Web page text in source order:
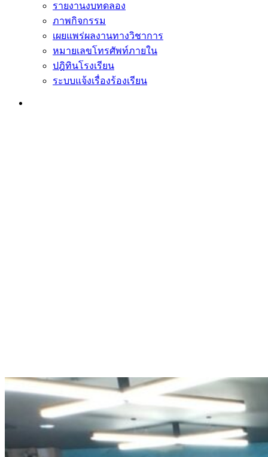
รายงานงบทดลอง
ภาพกิจกรรม
เผยแพร่ผลงานทางวิชาการ
หมายเลขโทรศัพท์ภายใน
ปฎิทินโรงเรียน
ระบบแจ้งเรื่องร้องเรียน